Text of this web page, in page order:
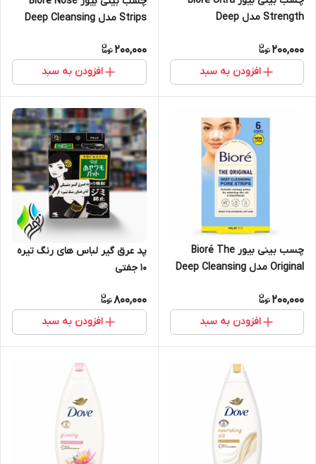
Strength مدل Deep
200,000
افزودن به سبد
Strips مدل Deep Cleansing
200,000
افزودن به سبد
چسب بینی بیور Bioré The
Original مدل Deep Cleansing
200,000
افزودن به سبد
پد عرق گیر لباس های رنگ تیره
10 جفتی
800,000
افزودن به سبد